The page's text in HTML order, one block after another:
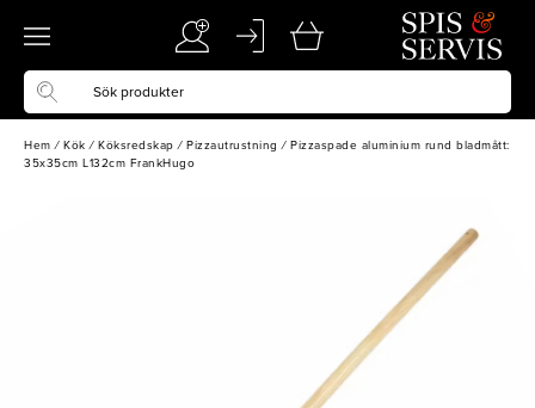
Hem / Kök / Köksredskap / Pizzautrustning / Pizzaspade aluminium rund bladmått:
35x35cm L132cm FrankHugo